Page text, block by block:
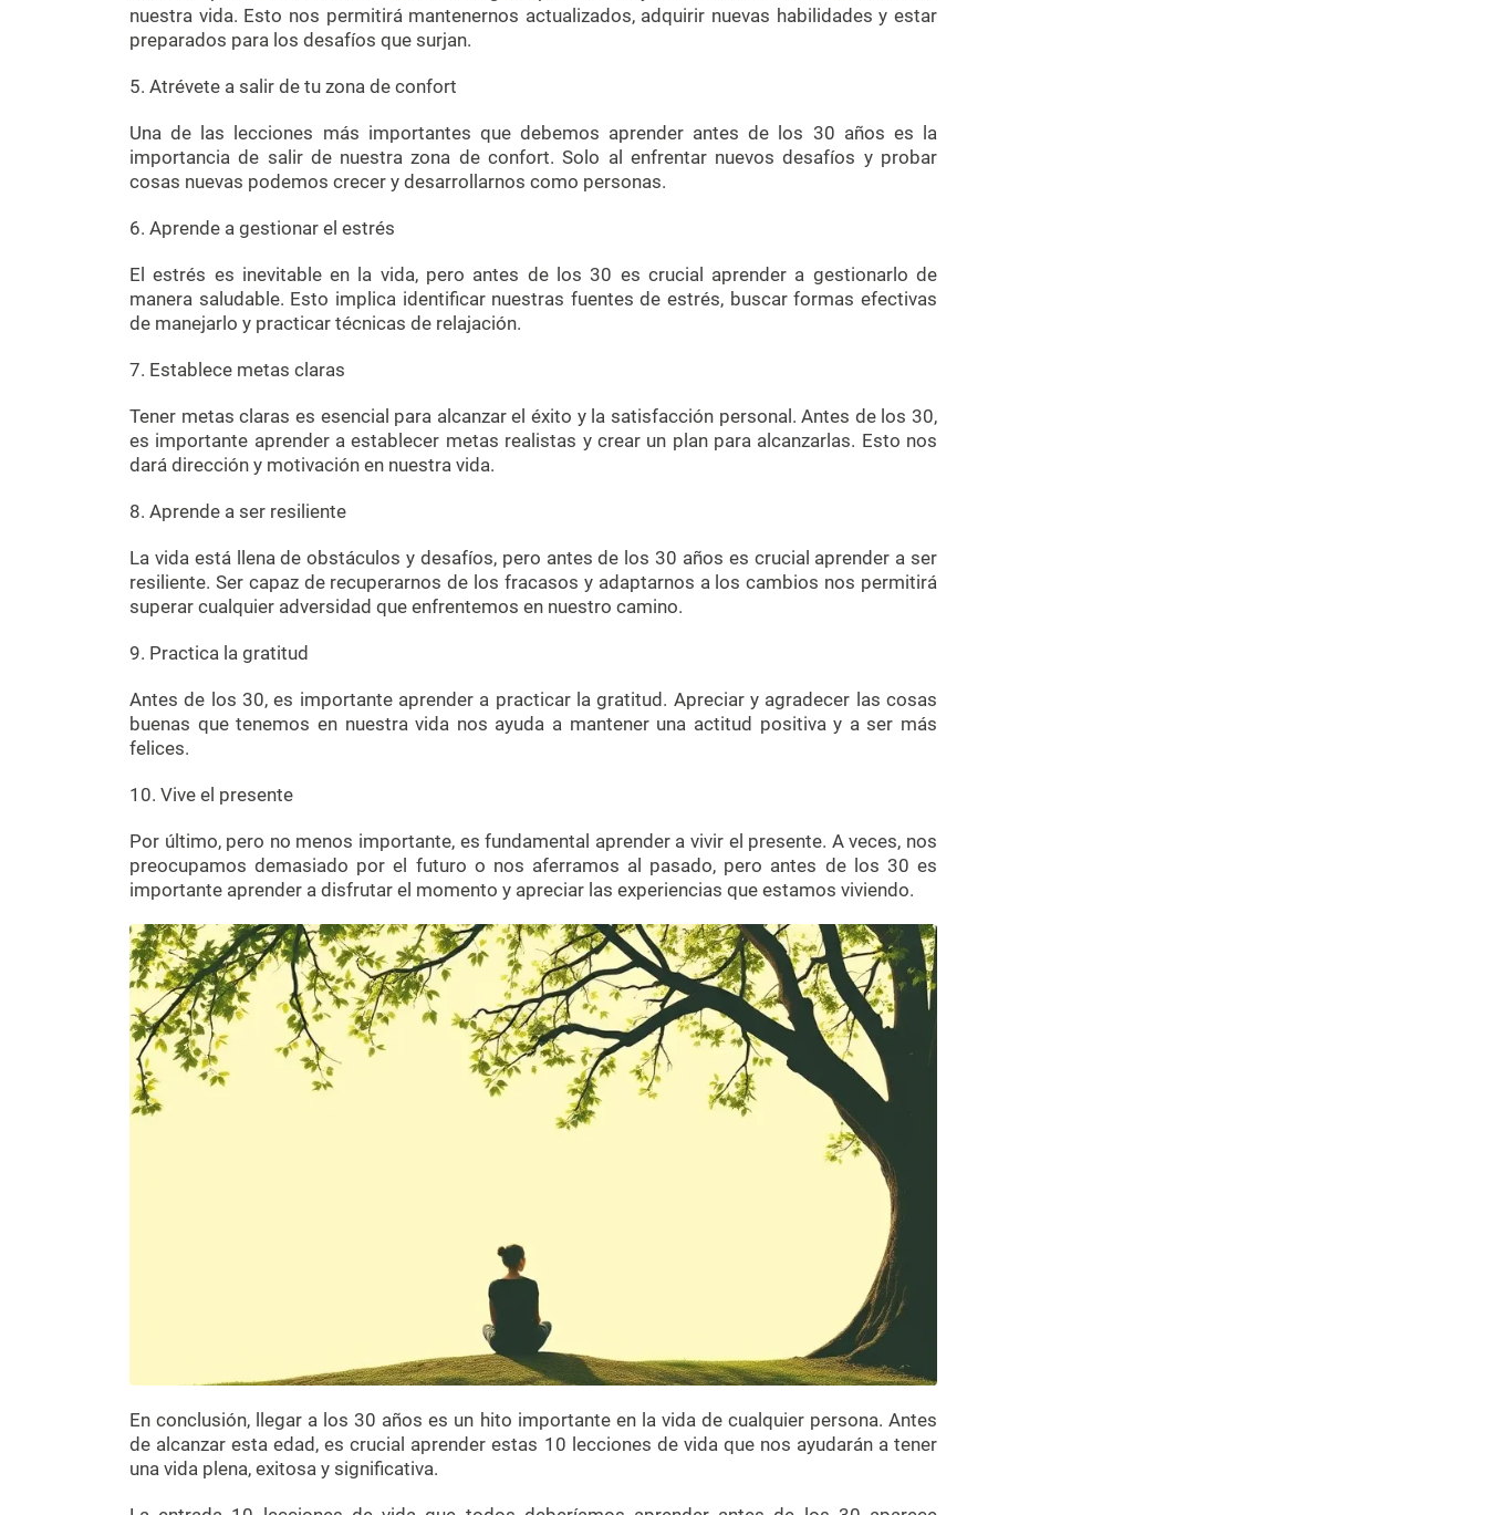
nuestra vida. Esto nos permitirá mantenernos actualizados, adquirir nuevas habilidades y estar
preparados para los desafíos que surjan.
5. Atrévete a salir de tu zona de confort
Una de las lecciones más importantes que debemos aprender antes de los 30 años es la
importancia de salir de nuestra zona de confort. Solo al enfrentar nuevos desafíos y probar
cosas nuevas podemos crecer y desarrollarnos como personas.
6. Aprende a gestionar el estrés
El estrés es inevitable en la vida, pero antes de los 30 es crucial aprender a gestionarlo de
manera saludable. Esto implica identificar nuestras fuentes de estrés, buscar formas efectivas
de manejarlo y practicar técnicas de relajación.
7. Establece metas claras
Tener metas claras es esencial para alcanzar el éxito y la satisfacción personal. Antes de los 30,
es importante aprender a establecer metas realistas y crear un plan para alcanzarlas. Esto nos
dará dirección y motivación en nuestra vida.
8. Aprende a ser resiliente
La vida está llena de obstáculos y desafíos, pero antes de los 30 años es crucial aprender a ser
resiliente. Ser capaz de recuperarnos de los fracasos y adaptarnos a los cambios nos permitirá
superar cualquier adversidad que enfrentemos en nuestro camino.
9. Practica la gratitud
Antes de los 30, es importante aprender a practicar la gratitud. Apreciar y agradecer las cosas
buenas que tenemos en nuestra vida nos ayuda a mantener una actitud positiva y a ser más
felices.
10. Vive el presente
Por último, pero no menos importante, es fundamental aprender a vivir el presente. A veces, nos
preocupamos demasiado por el futuro o nos aferramos al pasado, pero antes de los 30 es
importante aprender a disfrutar el momento y apreciar las experiencias que estamos viviendo.
En conclusión, llegar a los 30 años es un hito importante en la vida de cualquier persona. Antes
de alcanzar esta edad, es crucial aprender estas 10 lecciones de vida que nos ayudarán a tener
una vida plena, exitosa y significativa.